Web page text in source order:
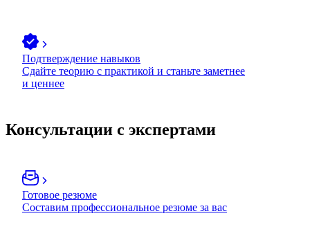
Подтверждение навыков
Сдайте теорию с практикой и станьте заметнее
и ценнее
Консультации с экспертами
Готовое резюме
Составим профессиональное резюме за вас